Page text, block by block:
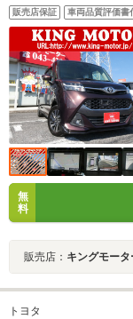
イト/純正アルミ/障
フロントフォグラ
販売店保証 車両品質評価書
無
料
販売店： キングモータ
トヨタ